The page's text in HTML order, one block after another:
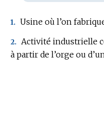
1. Usine où l’on
2. Activité industrielle
à partir de l’orge ou